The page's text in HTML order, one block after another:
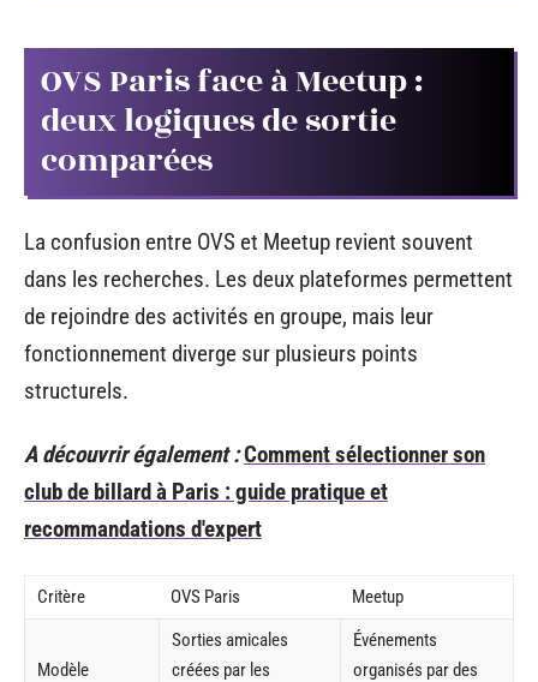
OVS Paris face à Meetup :
deux logiques de sortie
comparées
La confusion entre OVS et Meetup revient souvent
dans les recherches. Les deux plateformes permettent
de rejoindre des activités en groupe, mais leur
fonctionnement diverge sur plusieurs points
structurels.
A découvrir également :Comment sélectionner son
club de billard à Paris : guide pratique et
recommandations d'expert
Critère OVS Paris Meetup
Modèle
Sorties amicales
créées par les
Événements
organisés par des